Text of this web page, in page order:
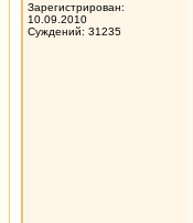
Зарегистрирован:
10.09.2010
Суждений: 31235